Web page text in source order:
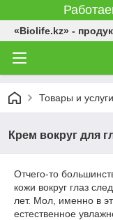
«Biolife.kz» -
Товары и услуги
Крем вокруг для
Отчего-то
кожи вокруг глаз
лет. Мол, именно в
естественное